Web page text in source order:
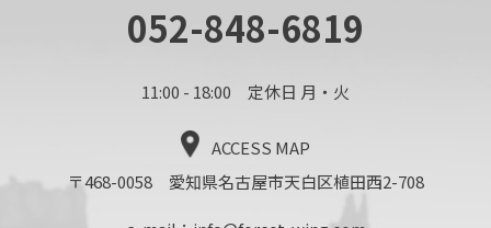
052-848-6819
11:00 - 18:00 定休日 月・火
ACCESS MAP
〒468-0058 愛知県名古屋市天白区植田西2-708